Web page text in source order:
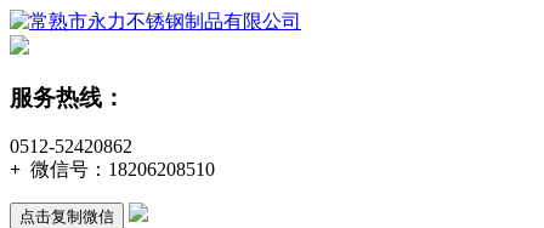
服务热线：
0512-52420862
+ 微信号： 18206208510
点击复制微信